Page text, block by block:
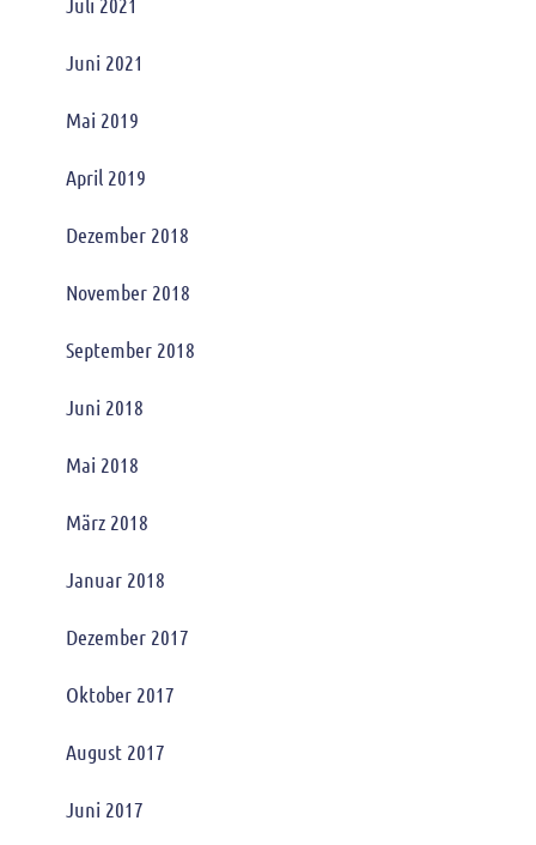
Juni 2021
Mai 2019
April 2019
Dezember 2018
November 2018
September 2018
Juni 2018
Mai 2018
März 2018
Januar 2018
Dezember 2017
Oktober 2017
August 2017
Juni 2017